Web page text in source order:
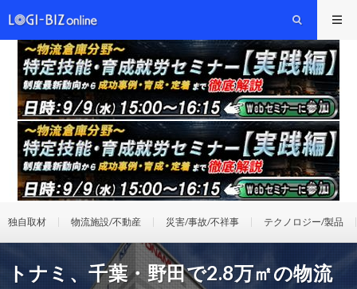
独自取材 物流施設/不動産 災害/事故/不祥事 テクノロジー/製品
トナミ、千葉・野田で2.8万㎡の物流